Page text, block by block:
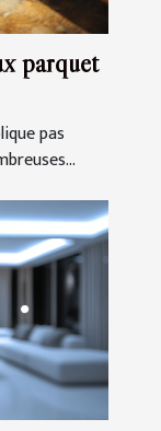
parquet
pas